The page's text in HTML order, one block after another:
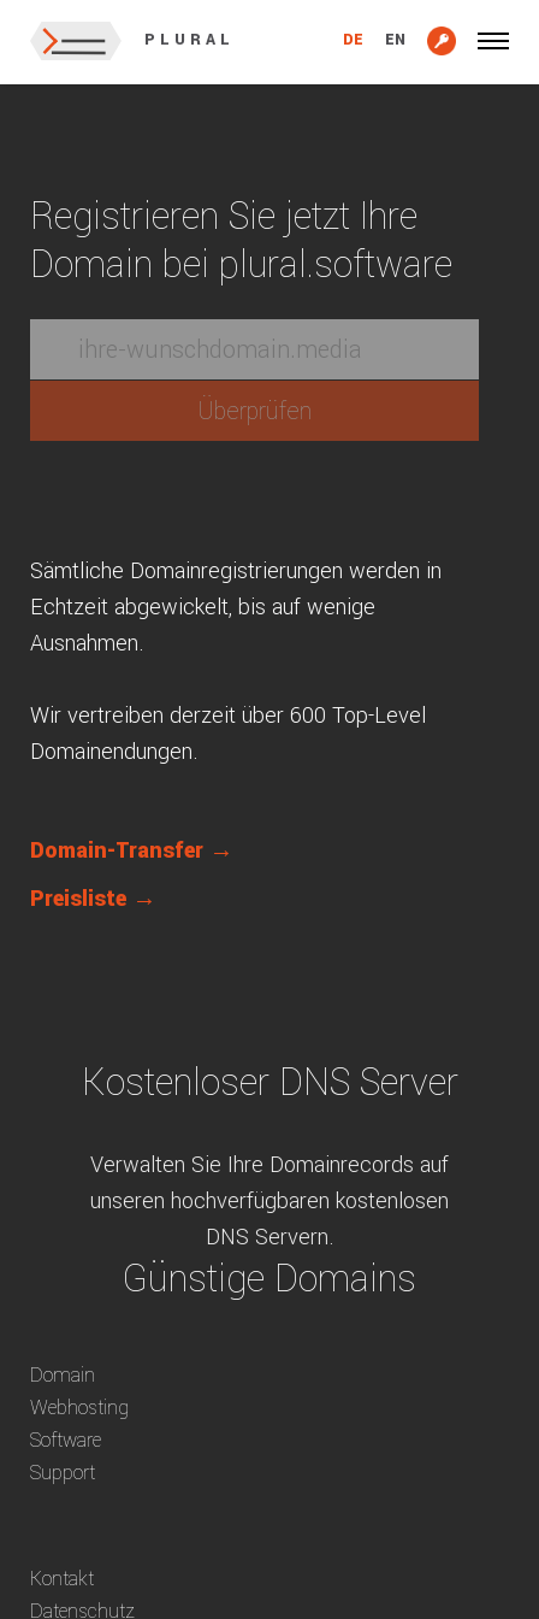
PLURAL DE EN
Registrieren Sie jetzt Ihre
Domain bei plural.software
Sämtliche Domainregistrierungen werden in
Echtzeit abgewickelt, bis auf wenige
Ausnahmen.
Wir vertreiben derzeit über 600 Top-Level
Domainendungen.
Domain-Transfer →
Preisliste →
Kostenloser DNS Server
Verwalten Sie Ihre Domainrecords auf
unseren hochverfügbaren kostenlosen
DNS Servern.
Günstige Domains
weltweit verfügbare Domains inklusive
Vorkasse oder über ein andere verfügbare
Domain
Webhosting
Software
Support
Kontakt
Datenschutz